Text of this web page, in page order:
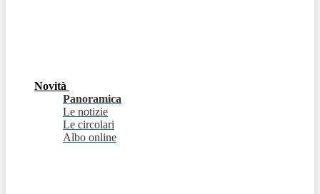
Novità
Panoramica
Le notizie
Le circolari
Albo online